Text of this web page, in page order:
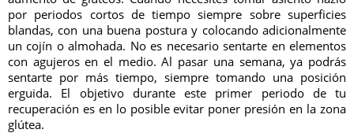
por periodos cortos de tiempo siempre sobre superficies
blandas, con una buena postura y colocando adicionalmente
un cojín o almohada. No es necesario sentarte en elementos
con agujeros en el medio. Al pasar una semana, ya podrás
sentarte por más tiempo, siempre tomando una posición
erguida. El objetivo durante este primer periodo de tu
recuperación es en lo posible evitar poner presión en la zona
glútea.